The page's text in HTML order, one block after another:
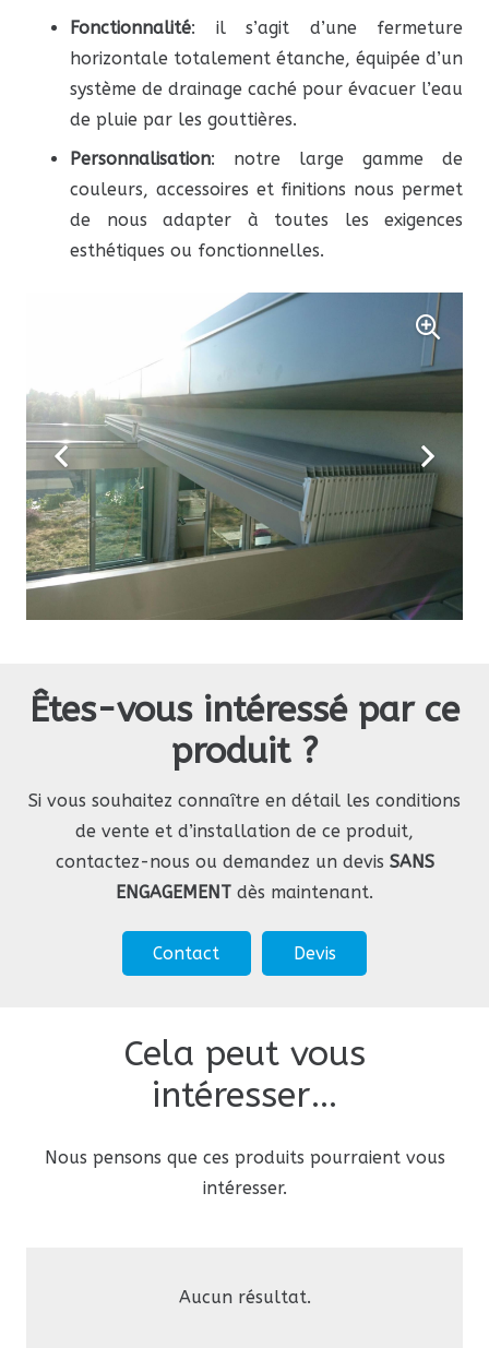
Fonctionnalité: il s’agit d’une fermeture
horizontale totalement étanche, équipée d’un
système de drainage caché pour évacuer l’eau
de pluie par les gouttières.
Personnalisation: notre large gamme de
couleurs, accessoires et finitions nous permet
de nous adapter à toutes les exigences
esthétiques ou fonctionnelles.
Êtes-vous intéressé par ce
produit ?
Si vous souhaitez connaître en détail les conditions
de vente et d’installation de ce produit,
contactez-nous ou demandez un devis SANS
ENGAGEMENT dès maintenant.
Contact Devis
Cela peut vous
intéresser…
Nous pensons que ces produits pourraient vous
intéresser.
Aucun résultat.